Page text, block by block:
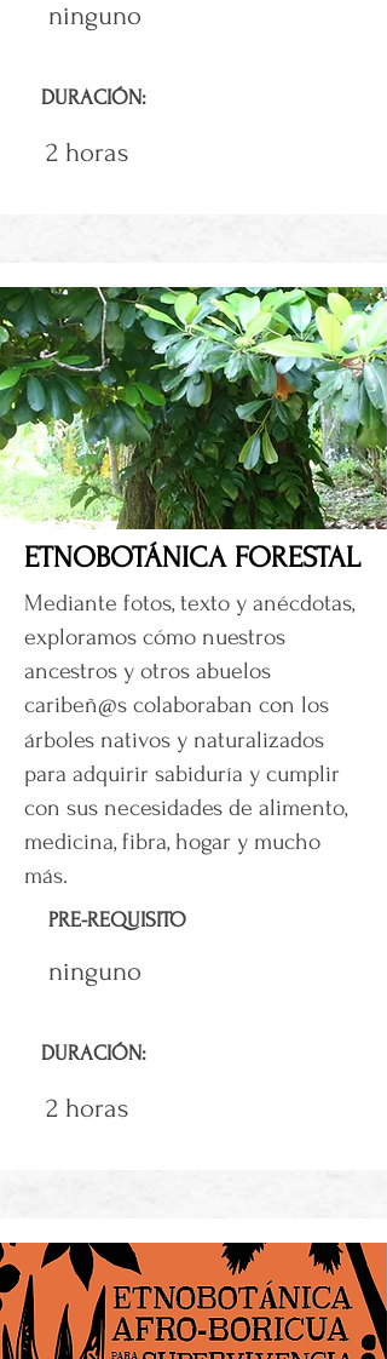
ninguno
DURACIÓN:
2 horas
ETNOBOTÁNICA FORESTAL
Mediante fotos, texto y anécdotas,
exploramos cómo nuestros
ancestros y otros abuelos
caribeñ@s colaboraban con los
árboles nativos y naturalizados
para adquirir sabiduría y cumplir
con sus necesidades de alimento,
medicina, fibra, hogar y mucho
más.
PRE-REQUISITO
ninguno
DURACIÓN:
2 horas